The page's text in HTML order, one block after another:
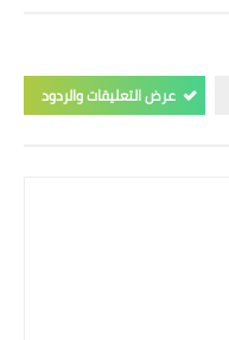
عرض التعليقات والردود